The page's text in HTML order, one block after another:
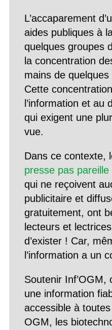
L’accaparement
aides publiques à
quelques groupes
la concentration
mains de quelques
Cette
l’information et au
qui exigent une
vue.
Dans ce contexte,
presse pas pareille
qui ne reçoivent
publicitaire et
gratuitement, ont
lecteurs et
d’exister ! Car,
l’information a un
Soutenir
une information
accessible à
OGM, les